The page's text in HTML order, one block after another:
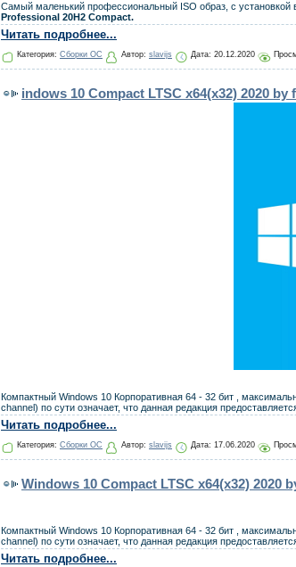
Самый маленький профессиональный ISO образ, с
Professional 20H2 Compact.
Читать подробнее...
Категория: Сборки ОС Автор: slavijs Дата: 20.12.2020
indows 10 Compact LTSC x64(x32) 2020
Компактный Windows 10 Корпоративная 64 - 32 бит ,
channel) по сути означает, что данная редакция
Читать подробнее...
Категория: Сборки ОС Автор: slavijs Дата: 17.06.2020
Windows 10 Compact LTSC x64(x32) 2020
Компактный Windows 10 Корпоративная 64 - 32 бит ,
channel) по сути означает, что данная редакция
Читать подробнее...